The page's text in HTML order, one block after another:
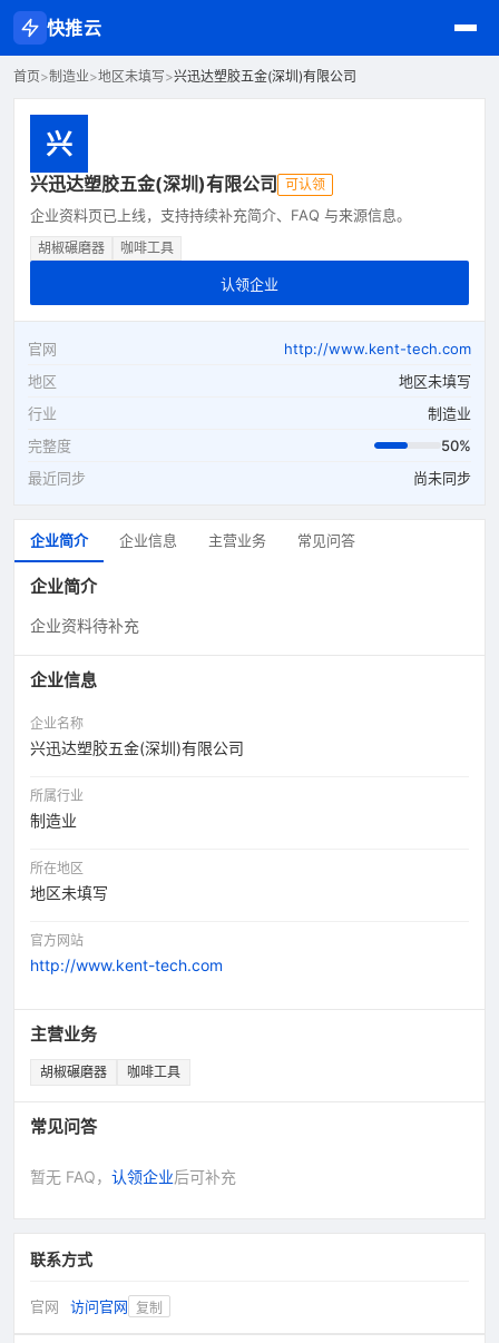
快推云
首页>制造业>地区未填写>兴迅达塑胶五金(深圳)有限公司
兴
兴迅达塑胶五金(深圳)有限公司 可认领
企业资料页已上线，支持持续补充简介、FAQ 与来源信息。
胡椒碾磨器 咖啡工具
认领企业
官网
http://www.kent-tech.com
地区
地区未填写
行业
制造业
完整度
50%
最近同步
尚未同步
企业简介 企业信息 主营业务 常见问答
企业简介
企业资料待补充
企业信息
企业名称
兴迅达塑胶五金(深圳)有限公司
所属行业
制造业
所在地区
地区未填写
官方网站
http://www.kent-tech.com
主营业务
胡椒碾磨器 咖啡工具
常见问答
暂无 FAQ， 认领企业后可补充
联系方式
官网 访问官网 复制